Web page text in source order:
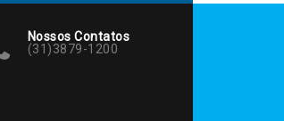
Nossos Contatos
(31)3879-1200